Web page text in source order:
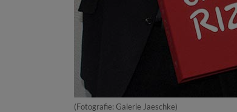
(Fotografie: Galerie Jaeschke)